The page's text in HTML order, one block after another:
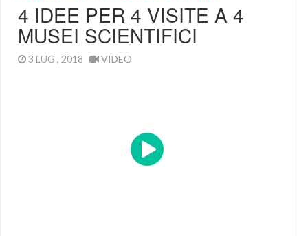
4 IDEE PER 4 VISITE A 4
MUSEI SCIENTIFICI
3 LUG , 2018 VIDEO